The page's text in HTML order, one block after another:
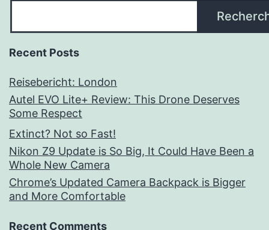
Recent Posts
Reisebericht: London
Autel EVO Lite+ Review: This Drone Deserves
Some Respect
Extinct? Not so Fast!
Nikon Z9 Update is So Big, It Could Have Been a
Whole New Camera
Chrome’s Updated Camera Backpack is Bigger
and More Comfortable
Recent Comments